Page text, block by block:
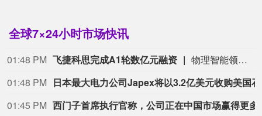
全球7×24小时市场快讯
01:48 PM 飞捷科思完成A1轮数亿元融资
物理智能领军企业飞捷科思智能科技（上海）有限公司宣布完成A1轮融资。本轮由老股东泰达科投携手海松资本、复旦科创共同领投，毅达资本、优势资本、踊跃资本、汇融基金、财鑫资本、湘江国投作为新增投资方参与投资；云启资本、硅港资本、中赢创投、常垒创投等现有股东继续追加投资，融资金额数亿元。
01:48 PM
01:45 PM